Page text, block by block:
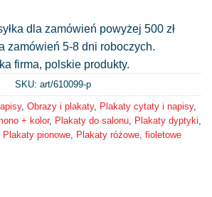
dla zamówień powyżej 500 zł
zamówień 5-8 dni roboczych.
firma, polskie produkty.
SKU: art/610099-p
, Obrazy i plakaty, Plakaty cytaty i napisy,
+ kolor, Plakaty do salonu Plakaty dyptyki
Plakaty pionowe Plakaty różowe, fioletowe